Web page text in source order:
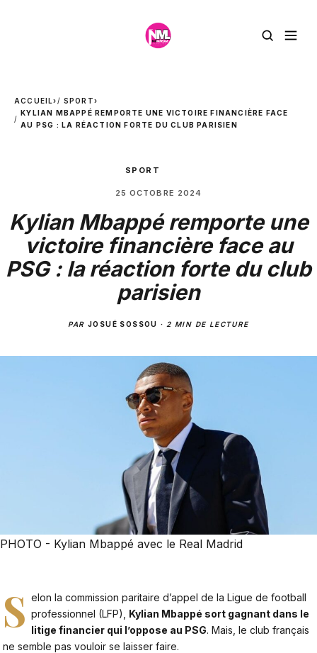
ACCUEIL› SPORT›
KYLIAN MBAPPÉ REMPORTE UNE VICTOIRE FINANCIÈRE FACE
AU PSG : LA RÉACTION FORTE DU CLUB PARISIEN
SPORT
25 OCTOBRE 2024
Kylian Mbappé remporte une
victoire financière face au
PSG : la réaction forte du club
parisien
PARJOSUÉ SOSSOU · 2 MIN DE LECTURE
PHOTO - Kylian Mbappé avec le Real Madrid
S elon la commission paritaire d’appel de la Ligue de football
professionnel (LFP), Kylian Mbappé sort gagnant dans le
litige financier qui l’oppose au PSG. Mais, le club français
ne semble pas vouloir se laisser faire.